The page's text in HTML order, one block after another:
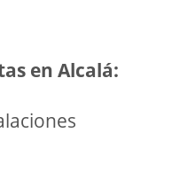
en Alcalá: